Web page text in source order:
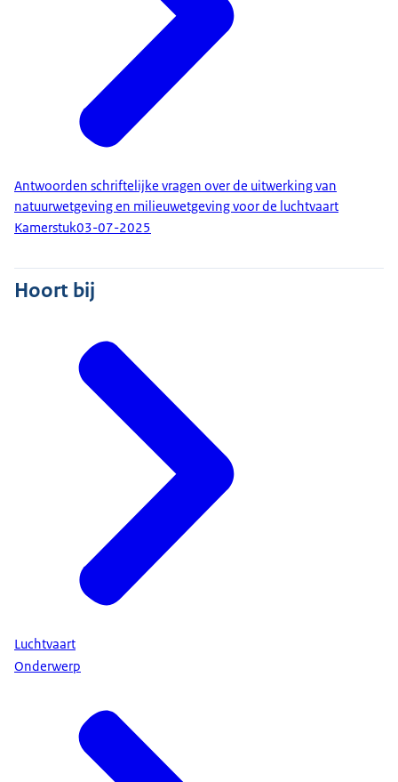
Antwoorden schriftelijke vragen over de uitwerking van
natuurwetgeving en milieuwetgeving voor de luchtvaart
Kamerstuk03-07-2025
Hoort bij
Luchtvaart
Onderwerp